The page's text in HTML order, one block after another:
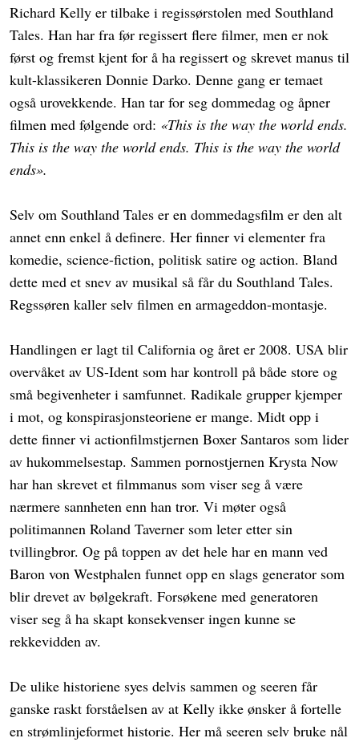
Richard Kelly er tilbake i regissørstolen med Southland
Tales. Han har fra før regissert flere filmer, men er nok
først og fremst kjent for å ha regissert og skrevet manus til
kult-klassikeren Donnie Darko. Denne gang er temaet
også urovekkende. Han tar for seg dommedag og åpner
filmen med følgende ord: «This is the way the world ends.
This is the way the world ends. This is the way the world
ends».
Selv om Southland Tales er en dommedagsfilm er den alt
annet enn enkel å definere. Her finner vi elementer fra
komedie, science-fiction, politisk satire og action. Bland
dette med et snev av musikal så får du Southland Tales.
Regssøren kaller selv filmen en armageddon-montasje.
Handlingen er lagt til California og året er 2008. USA blir
overvåket av US-Ident som har kontroll på både store og
små begivenheter i samfunnet. Radikale grupper kjemper
i mot, og konspirasjonsteoriene er mange. Midt opp i
dette finner vi actionfilmstjernen Boxer Santaros som lider
av hukommelsestap. Sammen pornostjernen Krysta Now
har han skrevet et filmmanus som viser seg å være
nærmere sannheten enn han tror. Vi møter også
politimannen Roland Taverner som leter etter sin
tvillingbror. Og på toppen av det hele har en mann ved
Baron von Westphalen funnet opp en slags generator som
blir drevet av bølgekraft. Forsøkene med generatoren
viser seg å ha skapt konsekvenser ingen kunne se
rekkevidden av.
De ulike historiene syes delvis sammen og seeren får
ganske raskt forståelsen av at Kelly ikke ønsker å fortelle
en strømlinjeformet historie. Her må seeren selv bruke nål